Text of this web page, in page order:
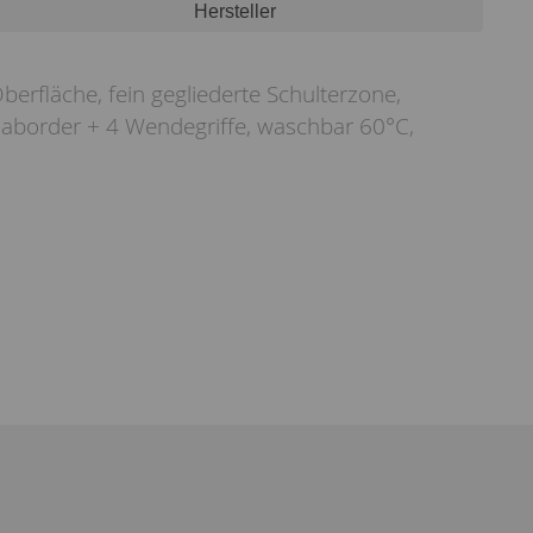
Hersteller
fein gegliederte Schulterzone,
+ 4 Wendegriffe, waschbar 60°C,